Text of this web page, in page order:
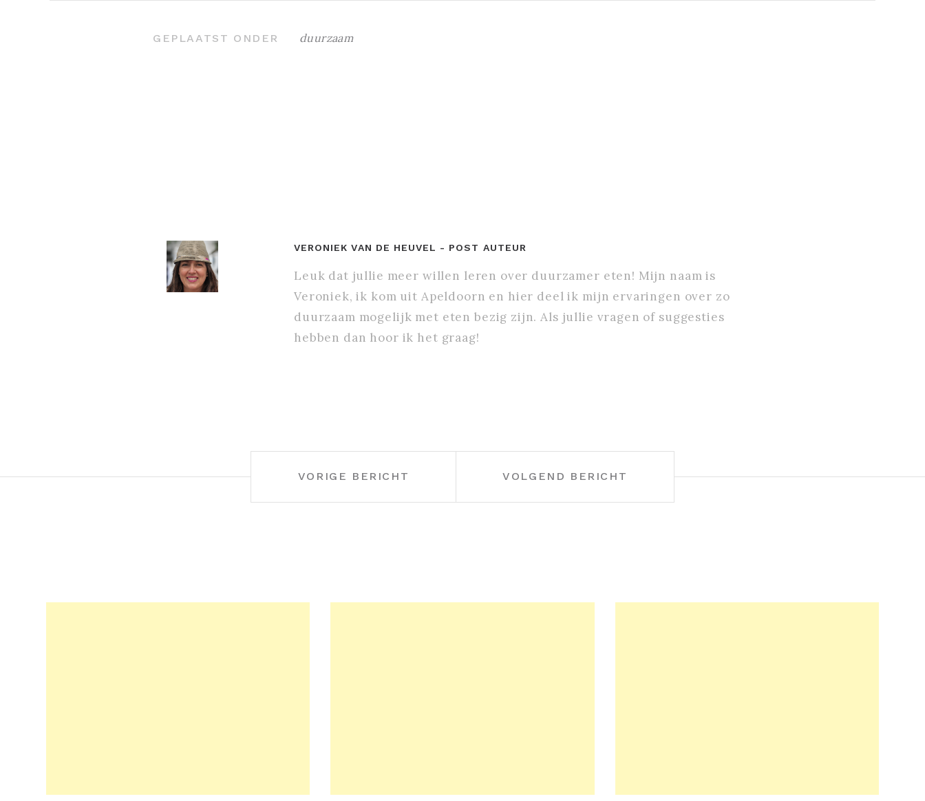
GEPLAATST ONDER duurzaam
VERONIEK VAN DE HEUVEL - POST AUTEUR
Leuk dat jullie meer willen leren over duurzamer eten! Mijn naam is
Veroniek, ik kom uit Apeldoorn en hier deel ik mijn ervaringen over zo
duurzaam mogelijk met eten bezig zijn. Als jullie vragen of suggesties
hebben dan hoor ik het graag!
NAVIGATIE
VORIGE BERICHT VOLGEND BERICHT